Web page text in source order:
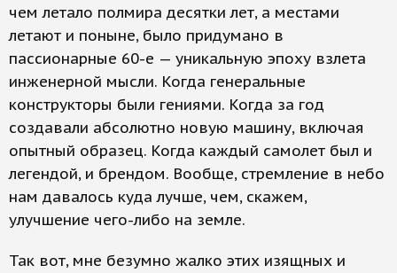
чем летало полмира десятки лет, а местами
летают и поныне, было придумано в
пассионарные 60-е — уникальную эпоху взлета
инженерной мысли. Когда генеральные
конструкторы были гениями. Когда за год
создавали абсолютно новую машину, включая
опытный образец. Когда каждый самолет был и
легендой, и брендом. Вообще, стремление в небо
нам давалось куда лучше, чем, скажем,
улучшение чего-либо на земле.
Так вот, мне безумно жалко этих изящных и